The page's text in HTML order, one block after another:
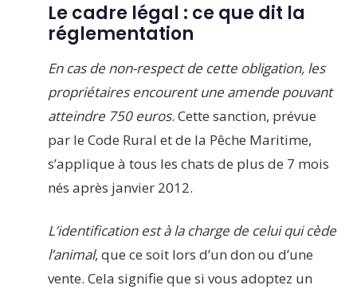
Le cadre légal : ce que dit la
réglementation
En cas de non-respect de cette obligation, les
propriétaires encourent une amende pouvant
atteindre 750 euros. Cette sanction, prévue
par le Code Rural et de la Pêche Maritime,
s’applique à tous les chats de plus de 7 mois
nés après janvier 2012.
L’identification est à la charge de celui qui cède
l’animal, que ce soit lors d’un don ou d’une
vente. Cela signifie que si vous adoptez un